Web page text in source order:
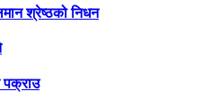
श्रेष्ठको निधन
पक्राउ